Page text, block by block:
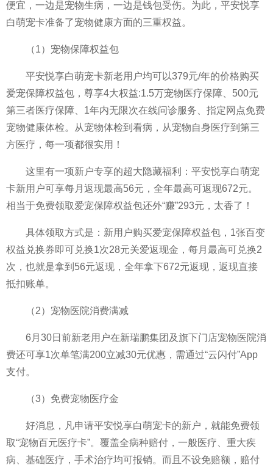
便宜，一边是宠物生病，一边是钱包受伤。为此， 平安悦享
白萌宠卡准备了宠物健康方面的三重权益。
（1）宠物保障权益包
平安悦享白萌宠卡新老用户均可以379元/年的价格购买
爱宠保障权益包，尊享4大权益:1.5万宠物医疗保障、500元
第三者医疗保障、1年内无限次在线问诊服务、指定网点免费
宠物健康体检。从宠物体检到看病，从宠物自身医疗到第三
方医疗，每一项都很实用！
这里有一项新户专享的超大隐藏福利： 平安悦享白萌宠
卡新用户可享每月返现最高56元，全年最高可返现672元。
相当于免费领取爱宠保障权益包还外“赚”293元，太香了！
具体领取方式是：新用户购买爱宠保障权益包，1张百变
权益兑换券即可兑换1次28元关爱返现金，每月最高可兑换2
次，也就是拿到56元返现，全年拿下672元返现，返现直接
抵扣账单。
（2）宠物医院消费满减
6月30日前新老用户在新瑞鹏集团及旗下门店宠物医院消
费还可享1次单笔满200立减30元优惠，需通过“云闪付”App
支付。
（3）免费宠物医疗金
好消息，凡申请平安悦享白萌宠卡的新户，就能免费领
取“宠物百元医疗卡”。覆盖全病种赔付，一般医疗、重大疾
病、基础医疗，手术治疗均可报销。而且不设免赔额，赔付